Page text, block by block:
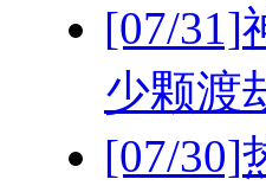
[07/31]
少颗渡
[07/30]